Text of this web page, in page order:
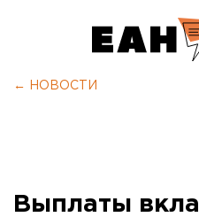
← НОВОСТИ
Выплаты